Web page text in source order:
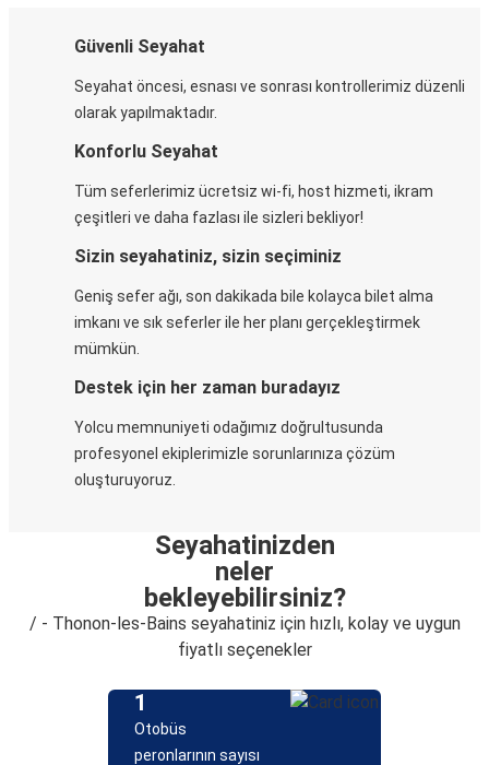
Güvenli Seyahat
Seyahat öncesi, esnası ve sonrası kontrollerimiz düzenli
olarak yapılmaktadır.
Konforlu Seyahat
Tüm seferlerimiz ücretsiz wi-fi, host hizmeti, ikram
çeşitleri ve daha fazlası ile sizleri bekliyor!
Sizin seyahatiniz, sizin seçiminiz
Geniş sefer ağı, son dakikada bile kolayca bilet alma
imkanı ve sık seferler ile her planı gerçekleştirmek
mümkün.
Destek için her zaman buradayız
Yolcu memnuniyeti odağımız doğrultusunda
profesyonel ekiplerimizle sorunlarınıza çözüm
oluşturuyoruz.
Seyahatinizden
neler
bekleyebilirsiniz?
/ - Thonon-les-Bains seyahatiniz için hızlı, kolay ve uygun
fiyatlı seçenekler
1
Otobüs
peronlarının sayısı